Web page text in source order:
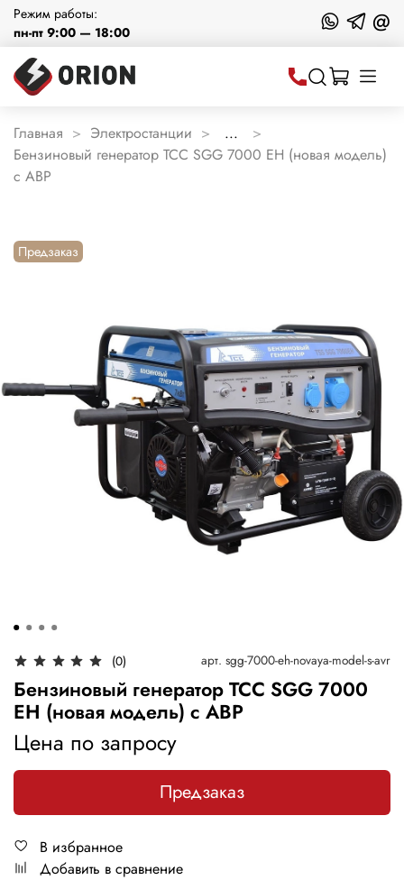
Режим работы:
пн-пт 9:00 — 18:00
@
Главная Электростанции
...
Бензиновый генератор ТСС SGG 7000 EH (новая модель)
с АВР
Предзаказ
(0) арт. sgg-7000-eh-novaya-model-s-avr
Бензиновый генератор ТСС SGG 7000
EH (новая модель) с АВР
Цена по запросу
Предзаказ
В избранное
Добавить в сравнение